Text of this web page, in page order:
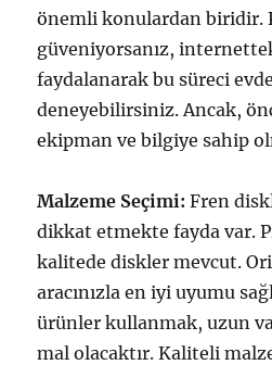
önemli konulardan biridir.
güveniyorsanız,
faydalanarak bu süreci
deneyebilirsiniz. Ancak,
ekipman ve bilgiye sahip
Malzeme Seçimi: Fren
dikkat etmekte fayda var.
kalitede diskler mevcut.
aracınızla en iyi uyumu
ürünler kullanmak, uzun
mal olacaktır. Kaliteli